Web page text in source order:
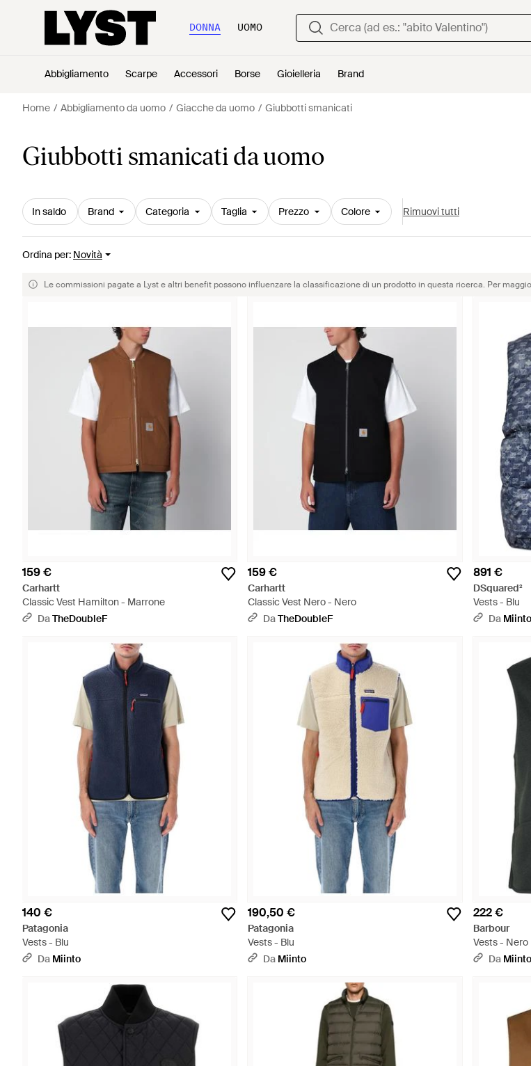
DONNA UOMO
Abbigliamento Scarpe Accessori Borse Gioielleria Brand
Home Abbigliamento da uomo Giacche da uomo Giubbotti smanicati
Giubbotti smanicati da uomo
In saldo Brand Categoria Taglia Prezzo Colore Rimuovi tutti
Ordina per: Novità
Le commissioni pagate a Lyst e altri benefit possono influenzare la classificazione di un prodotto in questa ricerca. Per
159 €
Carhartt
Classic Vest Hamilton - Marrone
DaTheDoubleF
159 €
Carhartt
Classic Vest Nero - Nero
DaTheDoubleF
891 €
DSquared²
Vests - Blu
Da Miinto
140 €
Patagonia
Vests - Blu
Da Miinto
190,50 €
Patagonia
Vests - Blu
Da Miinto
222 €
Barbour
Vests - Nero
Da Miinto